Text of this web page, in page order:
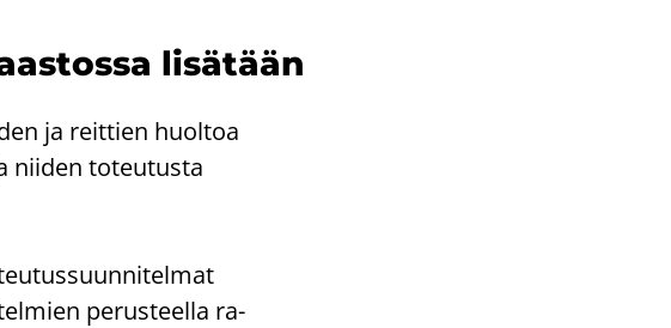
li­sä­tään
ja reit­tien huol­toa
nii­den to­teu­tus­ta
pe­rus­teel­la ra­